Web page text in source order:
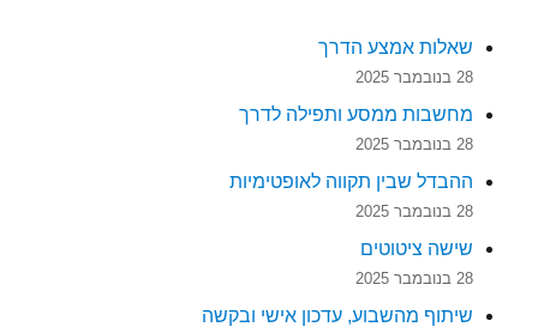
שאלות אמצע הדרך
28 בנובמבר 2025
מחשבות ממסע ותפילה לדרך
28 בנובמבר 2025
ההבדל שבין תקווה לאופטימיות
28 בנובמבר 2025
שישה ציטוטים
28 בנובמבר 2025
שיתוף מהשבוע, עדכון אישי ובקשה